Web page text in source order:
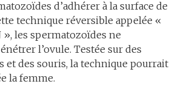
d’adhérer à la surface de
technique réversible appelée «
les spermatozoïdes ne
l’ovule. Testée sur des
et des souris, la technique pourrait
la femme.